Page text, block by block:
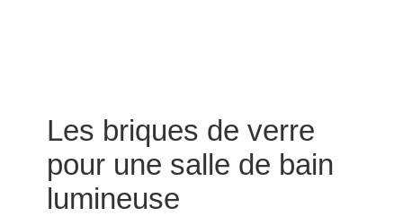
Les briques de verre
pour une salle de bain
lumineuse